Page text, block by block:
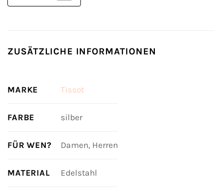
ZUSÄTZLICHE INFORMATIONEN
MARKE Tissot
FARBE silber
FÜR WEN? Damen, Herren
MATERIAL Edelstahl